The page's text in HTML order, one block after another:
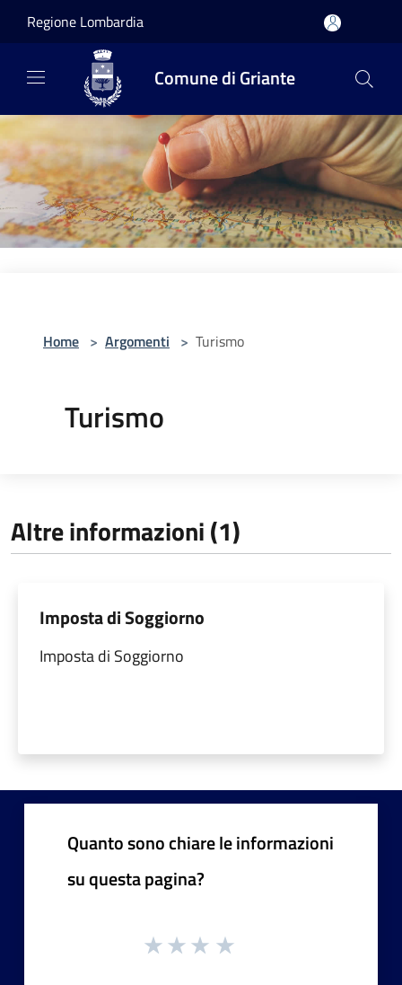
Regione Lombardia
Comune di Griante
Home > Argomenti > Turismo
Turismo
Altre informazioni (1)
Imposta di Soggiorno
Imposta di Soggiorno
Quanto sono chiare le informazioni
su questa pagina?